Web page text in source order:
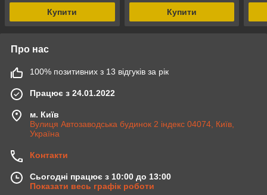
Купити Купити
Про нас
100% позитивних з 13 відгуків за рік
Працює з 24.01.2022
м. Київ
Вулиця Автозаводська будинок 2 індекс 04074, Київ,
Україна
Контакти
Сьогодні працює з 10:00 до 13:00
Показати весь графік роботи